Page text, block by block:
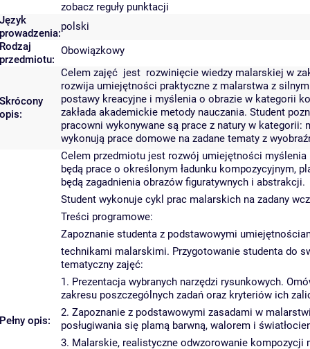
zobacz reguły punktacji
Język
prowadzenia:
polski
Rodzaj
przedmiotu:
Obowiązkowy
Skrócony
opis:
Celem zajęć jest rozwinięcie wiedzy malarskiej w
rozwija umiejętności praktyczne z malarstwa z
postawy kreacyjne i myślenia o obrazie w kategorii
zakłada akademickie metody nauczania. Student
pracowni wykonywane są prace z natury w
wykonują prace domowe na zadane tematy z
Pełny opis:
Celem przedmiotu jest rozwój umiejętności
będą prace o określonym ładunku kompozycyjnym,
będą zagadnienia obrazów figuratywnych i abstrakcji.
Student wykonuje cykl prac malarskich na zadany
Treści programowe:
Zapoznanie studenta z podstawowymi
technikami malarskimi. Przygotowanie studenta do
tematyczny zajęć:
1. Prezentacja wybranych narzędzi rysunkowych.
zakresu poszczególnych zadań oraz kryteriów ich
2. Zapoznanie z podstawowymi zasadami w
posługiwania się plamą barwną, walorem i
3. Malarskie, realistyczne odwzorowanie